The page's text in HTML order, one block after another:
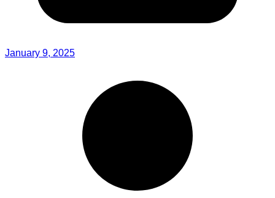
January 9, 2025